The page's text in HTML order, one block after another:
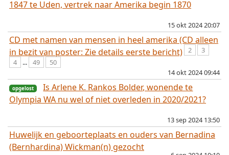
opgelost
1847 te Uden, vertrek naar Amerika begin 1870
15 okt 2024 20:07
CD met namen van mensen in heel amerika (CD alleen
in bezit van poster: Zie details eerste bericht)
2
3
4
... 49
50
14 okt 2024 09:44
Is Arlene K. Rankos Bolder, wonende te
Olympia WA nu wel of niet overleden in 2020/2021?
13 sep 2024 13:50
Huwelijk en geboorteplaats en ouders van Bernadina
(Bernhardina) Wickman(n) gezocht